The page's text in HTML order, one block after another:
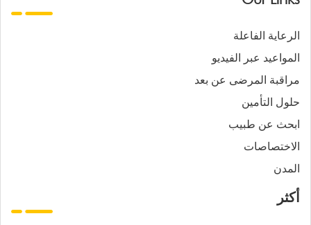
الرعاية الفاعلة
المواعيد عبر الفيديو
مراقبة المرضى عن بعد
حلول التأمين
ابحث عن طبيب
الاختصاصات
المدن
أكثر